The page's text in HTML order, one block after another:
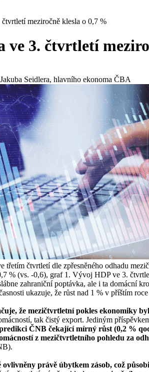
meziročně klesla o 0,7 %
ve 3. čtvrtletí
Seidlera, hlavního ekonoma ČBA
třetím čtvrtletí dle zpřesněného odhadu
% (vs. -0,6), graf 1. Vývoj HDP ve 3.
zahraniční poptávka, ale i ta domácní
ukazuje, že růst nad 1 % v příštím
že mezičtvrtletní pokles ekonomiky
tak čistý export. Jediným
ČNB čekající mírný růst (0,2 %
z mezičtvrtletního pohledu za
právě úbytkem zásob, což